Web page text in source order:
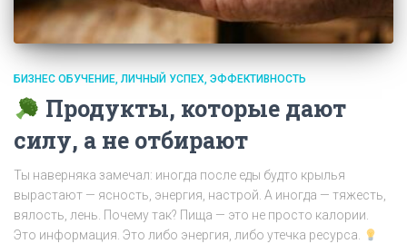
БИЗНЕС ОБУЧЕНИЕ ЛИЧНЫЙ УСПЕХ ЭФФЕКТИВНОСТЬ
Продукты, которые дают
силу, а не отбирают
Ты наверняка замечал: иногда после еды будто крылья
вырастают — ясность, энергия, настрой. А иногда — тяжесть,
вялость, лень. Почему так? Пища — это не просто калории.
Это информация. Это либо энергия, либо утечка ресурса.